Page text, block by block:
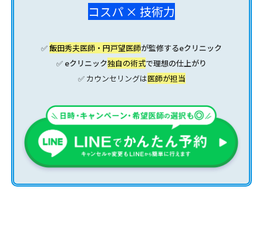
コスパ × 技術力
✅飯田秀夫医師・円戸望医師が監修するeクリニック
✅ eクリニック独自の術式で理想の仕上がり
✅ カウンセリングは医師が担当